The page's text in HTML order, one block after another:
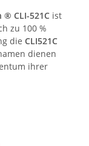
® CLI-521C ist
zu 100 %
die CLI521C
dienen
ihrer